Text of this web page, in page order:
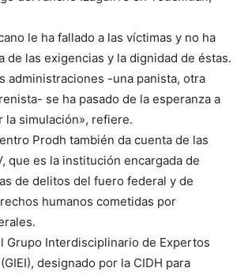
le ha fallado a las víctimas y no ha
de las exigencias y la dignidad de éstas.
administraciones -una panista, otra
se ha pasado de la esperanza a
la simulación», refiere.
Prodh también da cuenta de las
que es la institución encargada de
de delitos del fuero federal y de
humanos cometidas por
Grupo Interdisciplinario de Expertos
designado por la CIDH para